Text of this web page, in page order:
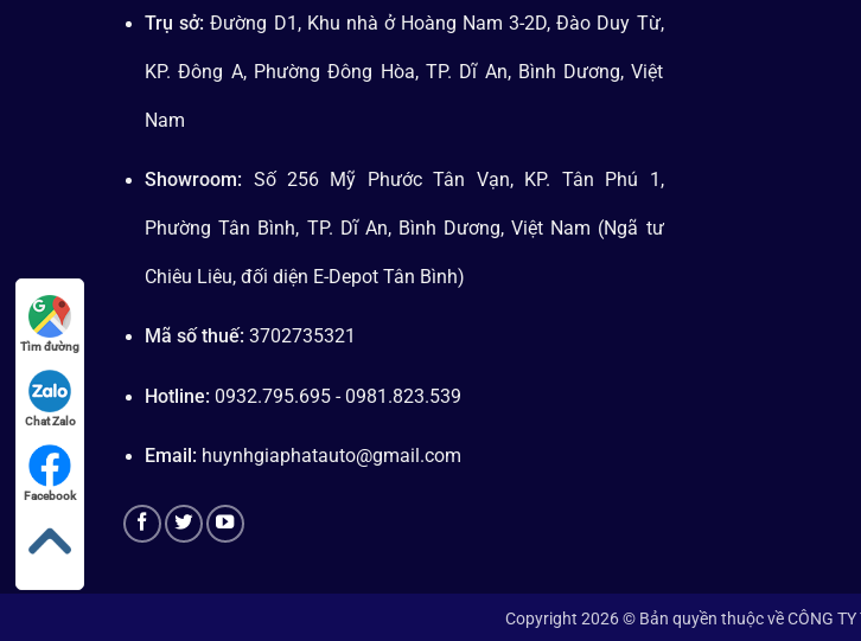
Trụ sở: Đường D1, Khu nhà ở Hoàng Nam 3-2D, Đào Duy Từ,
KP. Đông A, Phường Đông Hòa, TP. Dĩ An, Bình Dương, Việt
Nam
Showroom: Số 256 Mỹ Phước Tân Vạn, KP. Tân Phú 1,
Phường Tân Bình, TP. Dĩ An, Bình Dương, Việt Nam (Ngã tư
Chiêu Liêu, đối diện E-Depot Tân Bình)
Mã số thuế:3702735321
Hotline: 0932.795.695 - 0981.823.539
Email: huynhgiaphatauto@gmail.com
Copyright 2026 © Bản quyền thuộc về CÔNG TY
Tìm đường
Chat Zalo
Facebook